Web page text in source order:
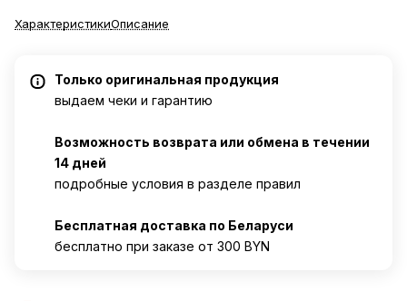
ХарактеристикиОписание
Только оригинальная продукция
выдаем чеки и гарантию
Возможность возврата или обмена в течении
14 дней
подробные условия в разделе правил
Бесплатная доставка по Беларуси
бесплатно при заказе от 300 BYN